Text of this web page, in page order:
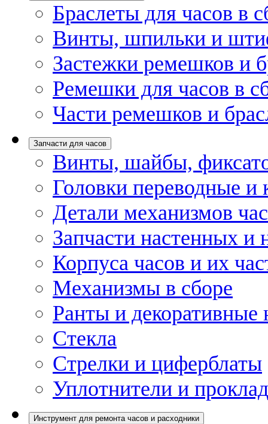
Браслеты для часов в
Винты, шпильки и
Застежки ремешков и
Ремешки для часов в
Части ремешков и
Запчасти для часов
Винты, шайбы,
Головки переводные и
Детали механизмов
Запчасти настенных и
Корпуса часов и их
Механизмы в сборе
Ранты и декоративные
Стекла
Стрелки и циферблаты
Уплотнители и
Инструмент для ремонта часов и расходники